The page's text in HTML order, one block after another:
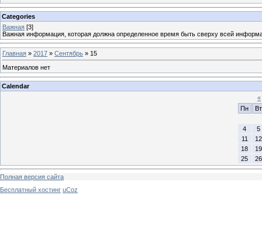
Categories
Важная [3]
Важная информация, которая должна определенное время быть сверху всей
Главная » 2017 » Сентябрь » 15
Материалов нет
Calendar
«
Пн
Вт
4
5
11
12
18
19
25
26
Полная версия сайта
Бесплатный хостинг uCoz